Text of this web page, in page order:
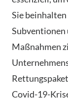
Sie
Subventionen
Maßnahmen
Covid-19-